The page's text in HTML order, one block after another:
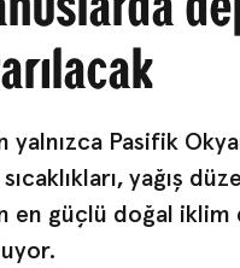
yalnızca Pasifik
yağış
en güçlü doğal